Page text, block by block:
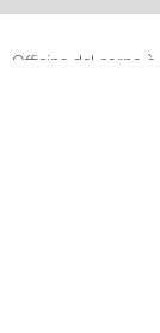
Officina del corpo